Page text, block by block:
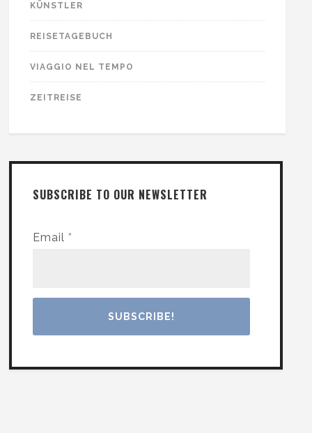
KÜNSTLER
REISETAGEBUCH
VIAGGIO NEL TEMPO
ZEITREISE
SUBSCRIBE TO OUR NEWSLETTER
Email*